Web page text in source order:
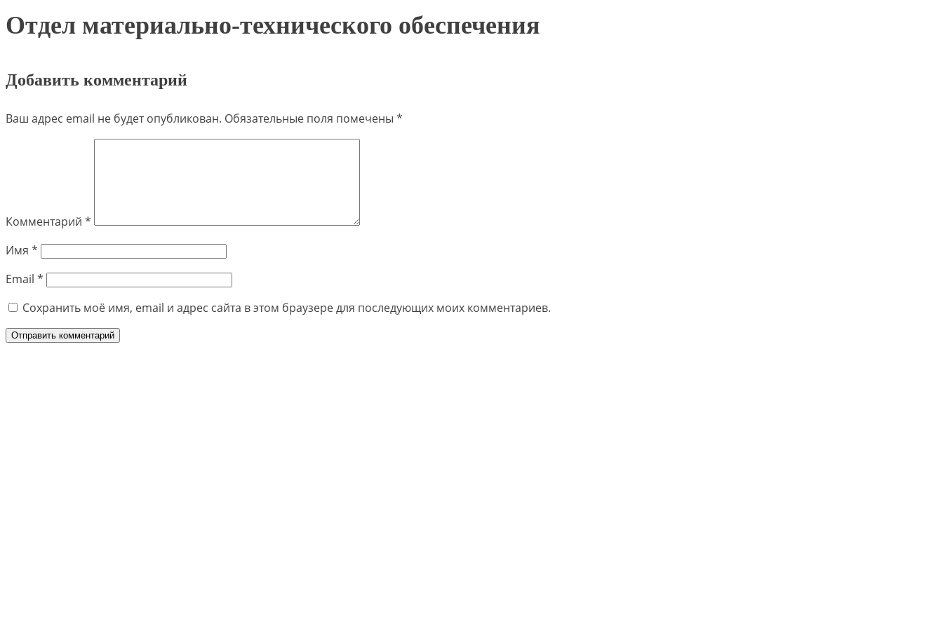
Отдел материально-технического обеспечения
Добавить комментарий
Ваш адрес email не будет опубликован. Обязательные поля помечены *
Комментарий *
Имя *
Email *
Сохранить моё имя, email и адрес сайта в этом браузере для последующих моих комментариев.